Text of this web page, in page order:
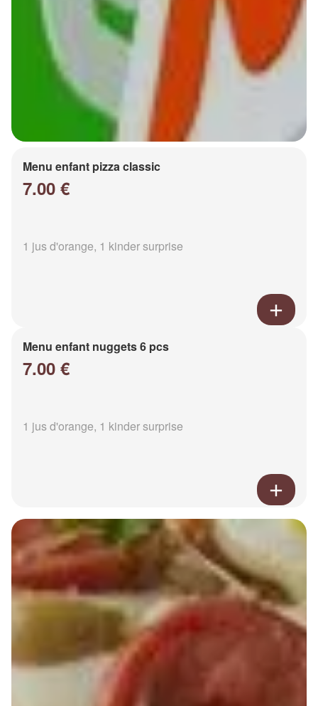
Menu enfant pizza classic
7.00 €
1 jus d'orange, 1 kinder surprise
Menu enfant nuggets 6 pcs
7.00 €
1 jus d'orange, 1 kinder surprise